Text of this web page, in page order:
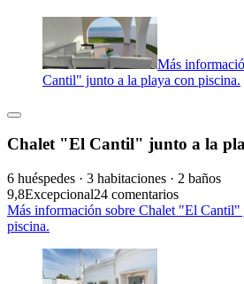
Más
Cantil" junto a la playa con piscina.
Chalet "El Cantil" junto a la
6 huéspedes · 3 habitaciones · 2 baños
9,8Excepcional24 comentarios
Más información sobre Chalet "El Cantil"
piscina.